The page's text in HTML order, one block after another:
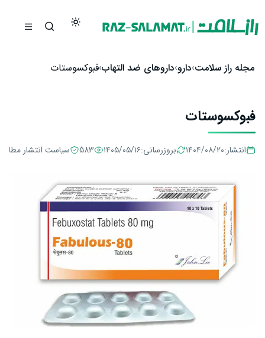
مجله راز سلامت دارو داروهای ضد التهاب فبوکسوستات
فبوکسوستات
انتشار:۱۴۰۴/۰۸/۲۰ بروزرسانی:۱۴۰۵/۰۵/۱۶ 583 سیاست انتشار